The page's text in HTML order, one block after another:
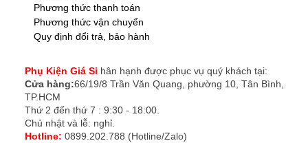
Phương thức thanh toán
Phương thức vận chuyển
Quy định đổi trả, bảo hành
Phụ Kiện Giá Sỉhân hạnh được phục vụ quý khách tại:
Cửa hàng:66/19/8 Trần Văn Quang, phường 10, Tân Bình,
TP.HCM
Thứ 2 đến thứ 7 : 9:30 - 18:00.
Chủ nhật và lễ: nghỉ.
Hotline: 0899.202.788 (Hotline/Zalo)